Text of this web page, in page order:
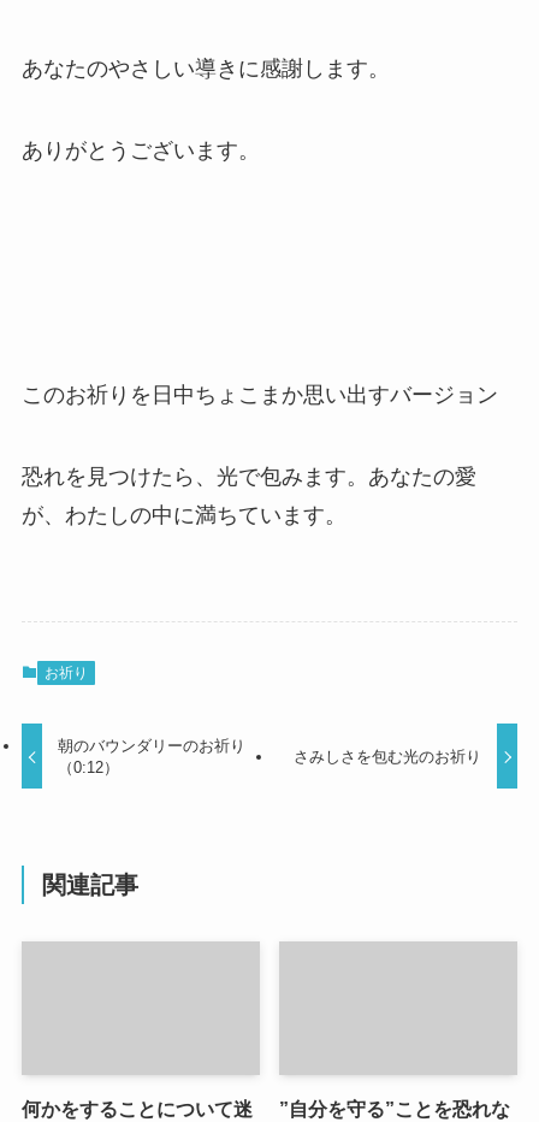
あなたのやさしい導きに感謝します。
ありがとうございます。
このお祈りを日中ちょこまか思い出すバージョン
恐れを見つけたら、光で包みます。あなたの愛
が、わたしの中に満ちています。
お祈り
朝のバウンダリーのお祈り
（0:12）
さみしさを包む光のお祈り
関連記事
何かをすることについて迷
”自分を守る”ことを恐れな